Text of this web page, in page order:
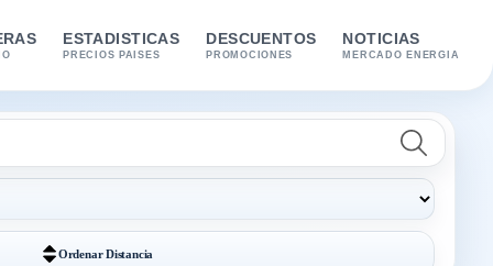
ESTADISTICAS
PRECIOS PAISES
DESCUENTOS
PROMOCIONES
NOTICIAS
MERCADO ENERGIA
OrdenarDistancia